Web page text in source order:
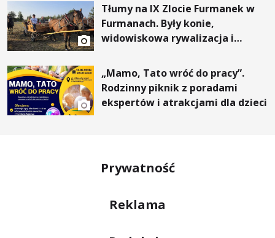
Tłumy na IX Zlocie Furmanek w
Furmanach. Były konie,
widowiskowa rywalizacja i
„Mamo, Tato wróć do pracy”.
Rodzinny piknik z poradami
ekspertów i atrakcjami dla dzieci
Prywatność
Reklama